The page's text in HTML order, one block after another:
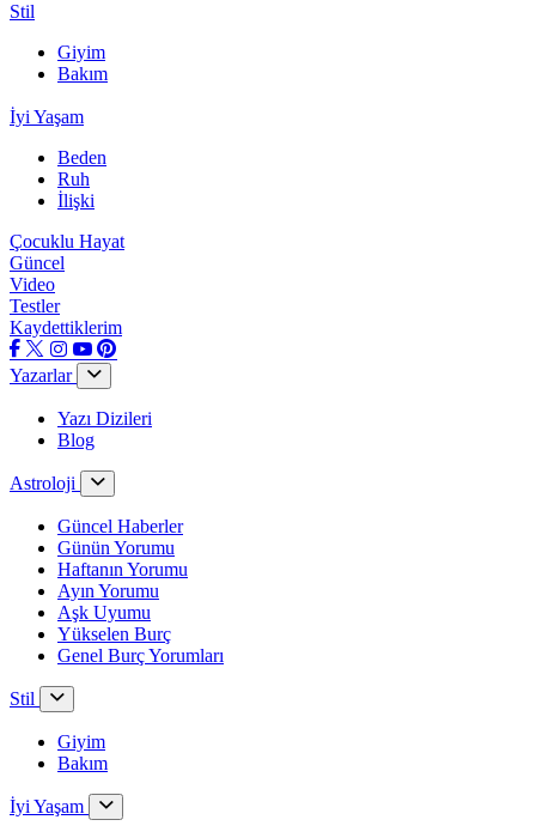
Stil
Giyim
Bakım
İyi Yaşam
Beden
Ruh
İlişki
Çocuklu Hayat
Güncel
Video
Testler
Kaydettiklerim
Yazarlar
Yazı Dizileri
Blog
Astroloji
Güncel Haberler
Günün Yorumu
Haftanın Yorumu
Ayın Yorumu
Aşk Uyumu
Yükselen Burç
Genel Burç Yorumları
Stil
Giyim
Bakım
İyi Yaşam